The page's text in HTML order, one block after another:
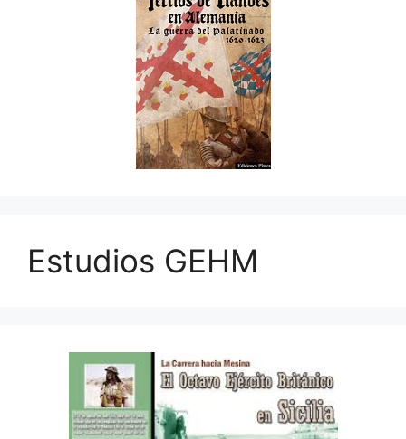
Estudios GEHM